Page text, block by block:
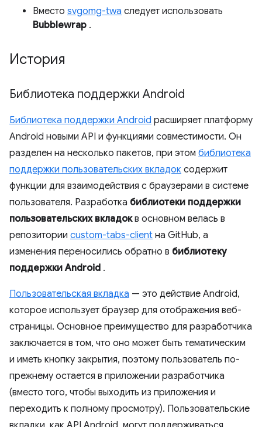
Вместо svgomg-twa следует использовать
Bubblewrap .
История
Библиотека поддержки Android
Библиотека поддержки Android расширяет платформу
Android новыми API и функциями совместимости. Он
разделен на несколько пакетов, при этом библиотека
поддержки пользовательских вкладок содержит
функции для взаимодействия с браузерами в системе
пользователя. Разработка библиотеки поддержки
пользовательских вкладокв основном велась в
репозитории custom-tabs-client на GitHub, а
изменения переносились обратно в библиотеку
поддержки Android .
Пользовательская вкладка — это действие Android,
которое использует браузер для отображения веб-
страницы. Основное преимущество для разработчика
заключается в том, что оно может быть тематическим
и иметь кнопку закрытия, поэтому пользователь по-
прежнему остается в приложении разработчика
(вместо того, чтобы выходить из приложения и
переходить к полному просмотру). Пользовательские